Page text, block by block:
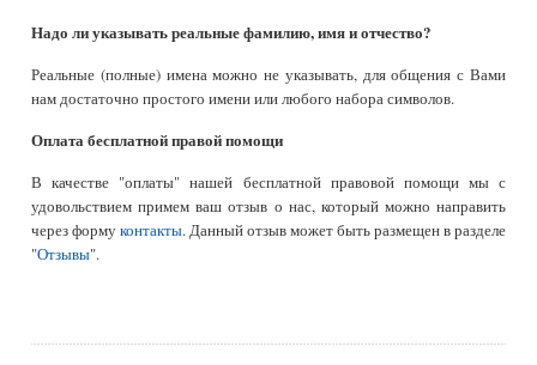
Надо ли указывать реальные фамилию, имя и отчество?
Реальные (полные) имена можно не указывать, для общения с Вами
нам достаточно простого имени или любого набора символов.
Оплата бесплатной правой помощи
В качестве "оплаты" нашей бесплатной правовой помощи мы с
удовольствием примем ваш отзыв о нас, который можно направить
через формуконтакты. Данный отзыв может быть размещен в разделе
"Отзывы".